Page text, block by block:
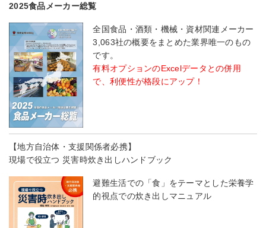
2025食品メーカー総覧
全国食品・酒類・機械・資材関連メーカー
3,063社の概要をまとめた業界唯一のもの
です。
有料オプションのExcelデータとの併用
で、利便性が格段にアップ！
【地方自治体・支援関係者必携】
現場で役立つ 災害時炊き出しハンドブック
避難生活での「食」をテーマとした栄養学
的視点での炊き出しマニュアル